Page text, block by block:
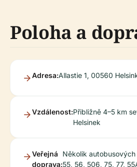
Poloha a
Adresa:Allastie 1, 00560
Vzdálenost:Přibližně 4–5 km
Helsinek
Veřejná
doprava:
Několik autobusových
55, 56, 506, 75, 77,